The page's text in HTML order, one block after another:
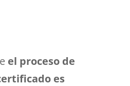
el proceso de
es